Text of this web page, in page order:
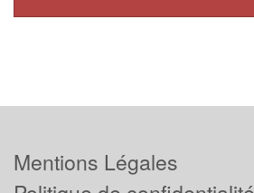
Mentions Légales